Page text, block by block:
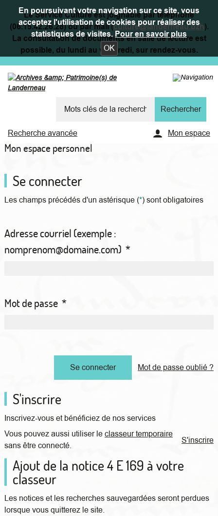
En poursuivant votre navigation sur ce site, vous
acceptez l'utilisation de cookies pour réaliser des
statistiques de visites.Pour en savoir plus
OK
Le Service Culture est joignable par téléphone
(06.15.42.26.28) ou par mail (culture@landerneau.bzh).
La consultation de documents en salle de lecture est
possible, du lundi au vendredi, sur rendez-vous.
Recherche avancée Mon espace
Mon espace personnel
Se connecter
Les champs précédés d'un astérisque (*) sont obligatoires
Adresse courriel (exemple :
nomprenom@domaine.com) *
Mot de passe *
Mot de passe oublié ?
S'inscrire
Inscrivez-vous et bénéficiez de nos services
S'inscrire
Vous pouvez aussi utiliser leclasseur temporaire
sans être connecté.
Ajout de la notice 4 E 169 à votre
classeur
Les notices et les recherches sauvegardées seront perdues
lorsque vous quitterez le site.